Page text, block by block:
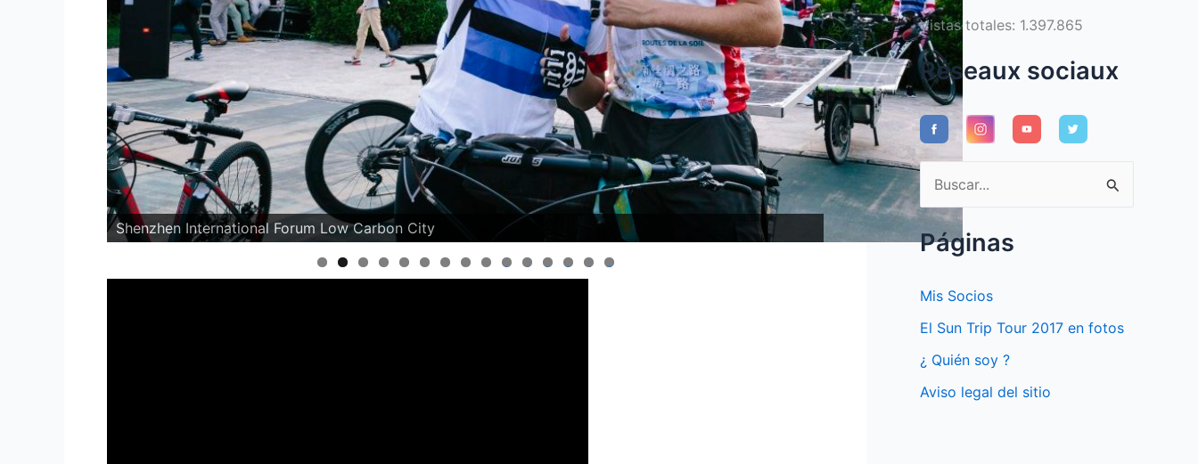
Shenzhen International Forum Low Carbon City
0 1 2 3 4 5
Vistas totales: 1.397.865
Réseaux sociaux
B
u
s
a
r
Páginas
Mis Socios
El Sun Trip Tour 2017 en fotos
¿ Quién soy ?
Aviso legal del sitio